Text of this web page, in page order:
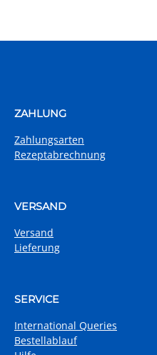
ZAHLUNG
Zahlungsarten
Rezeptabrechnung
VERSAND
Versand
Lieferung
SERVICE
International Queries
Bestellablauf